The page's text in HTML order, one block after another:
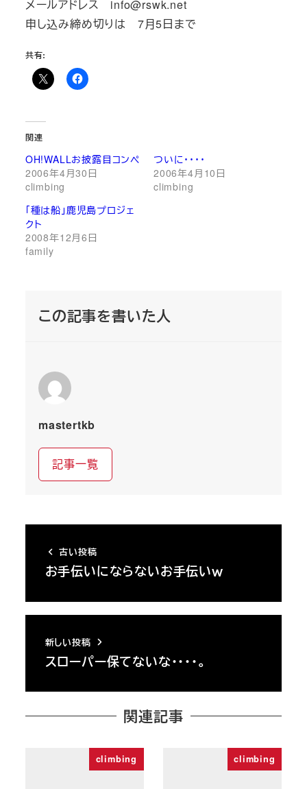
メールアドレス info@rswk.net
申し込み締め切りは 7月5日まで
共有:
関連
OH!WALLお披露目コンペ
2006年4月30日
climbing
ついに・・・・
2006年4月10日
climbing
「種は船」鹿児島プロジェ
クト
2008年12月6日
family
この記事を書いた人
mastertkb
記事一覧
古い投稿
お手伝いにならないお手伝いｗ
新しい投稿
スローパー保てないな・・・・。
関連記事
climbing climbing